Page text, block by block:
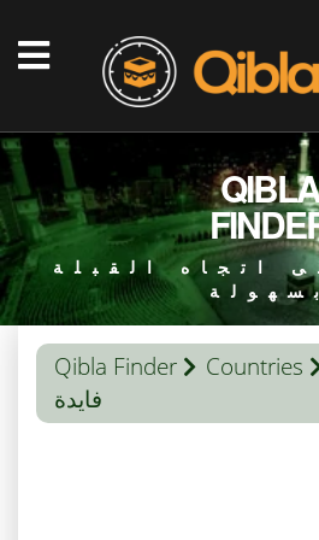
QIBLA
اتجاه القبلة
Qibla Finder Countries
فایدة